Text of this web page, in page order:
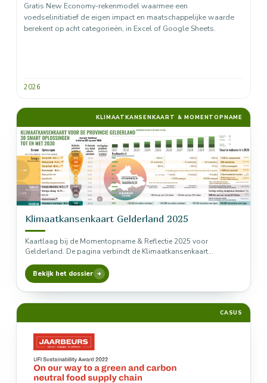
Gratis New Economy-rekenmodel waarmee een
voedselinitiatief de eigen impact en maatschappelijke waarde
berekent op acht categorieën, in Excel of Google Sheets.
2026
KLIMAATKANSENKAART & MOMENTOPNAME
Klimaatkansenkaart Gelderland 2025
Kaartlaag bij de Momentopname & Reflectie 2025 voor
Gelderland. De pagina verbindt de Klimaatkansenkaart
Bekijk het dossier
CASUS